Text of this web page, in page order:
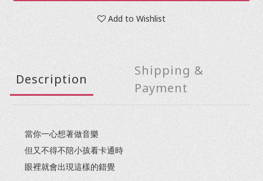
Add to Wishlist
Description
Shipping &
Payment
當你一心想著做音樂
但又不得不陪小孩看卡通時
眼裡就會出現這樣的錯覺